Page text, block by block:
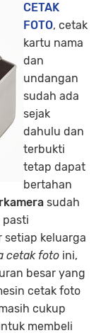
CETAK
FOTO, cetak
kartu nama
dan
undangan
sudah ada
sejak
dahulu dan
terbukti
tetap dapat
bertahan
sudah
pasti
setiap keluarga
cetak foto ini,
besar yang
cetak foto
cukup
membeli